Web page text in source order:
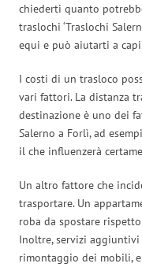
chiederti quanto
traslochi ‘Traslochi
equi e può aiutarti a
I costi di un trasloco
vari fattori. La distanza
destinazione è uno dei
Salerno a Forlì, ad
il che influenzerà
Un altro fattore che
trasportare. Un
roba da spostare
Inoltre, servizi
rimontaggio dei mobili, e